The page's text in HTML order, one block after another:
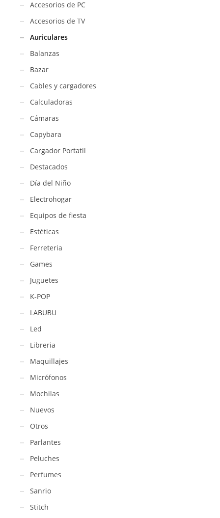
Accesorios de PC
Accesorios de TV
Auriculares
Balanzas
Bazar
Cables y cargadores
Calculadoras
Cámaras
Capybara
Cargador Portatil
Destacados
Día del Niño
Electrohogar
Equipos de fiesta
Estéticas
Ferreteria
Games
Juguetes
K-POP
LABUBU
Led
Libreria
Maquillajes
Micrófonos
Mochilas
Nuevos
Otros
Parlantes
Peluches
Perfumes
Sanrio
Stitch